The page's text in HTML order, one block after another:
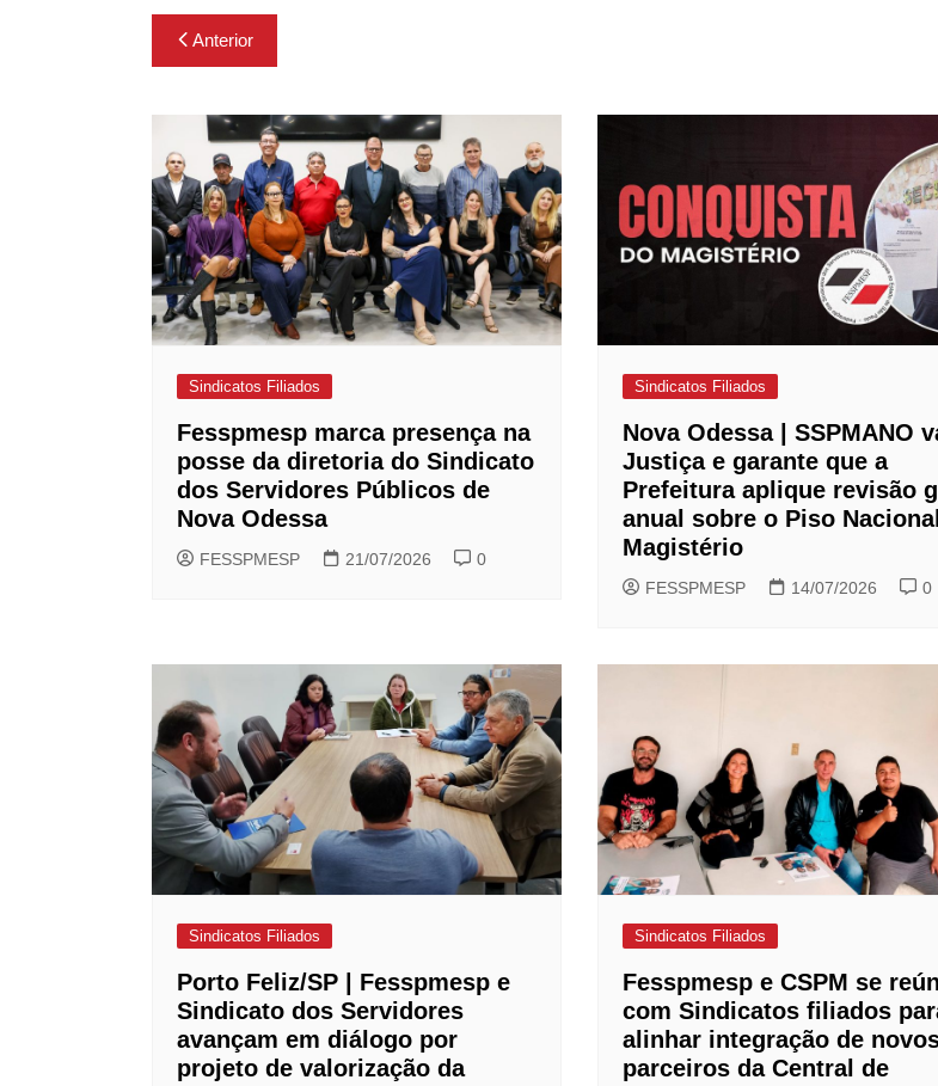
Navegação
de
Post
Anterior
Sindicatos Filiados
Fesspmesp marca presença na
posse da diretoria do Sindicato
dos Servidores Públicos de
Nova Odessa
FESSPMESP 21/07/2026 0
Sindicatos Filiados
Nova Odessa | SSPMANO
Justiça e garante que a
Prefeitura aplique revisão
anual sobre o Piso
Magistério
FESSPMESP 14/07/2026 0
Sindicatos Filiados
Porto Feliz/SP | Fesspmesp e
Sindicato dos Servidores
avançam em diálogo por
projeto de valorização da
Sindicatos Filiados
Fesspmesp e CSPM se
com Sindicatos filiados
alinhar integração de
parceiros da Central de